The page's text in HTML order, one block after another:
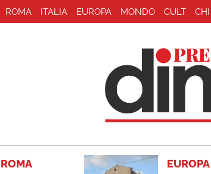
ROMA ITALIA EUROPA MONDO CULT
ROMA EUROPA